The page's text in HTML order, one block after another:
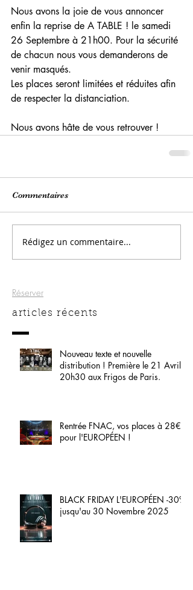
Nous avons la joie de vous annoncer
enfin la reprise de A TABLE ! le samedi
26 Septembre à 21h00. Pour la sécurité
de chacun nous vous demanderons de
venir masqués.
Les places seront limitées et réduites afin
de respecter la distanciation.
Nous avons hâte de vous retrouver !
Commentaires
Rédigez un commentaire...
Réserver
articles récents
Nouveau texte et nouvelle
distribution ! Première le 21 Avril
20h30 aux Frigos de Paris.
Rentrée FNAC, vos places à 28€
pour l'EUROPÉEN !
BLACK FRIDAY L'EUROPÉEN -30%
jusqu'au 30 Novembre 2025